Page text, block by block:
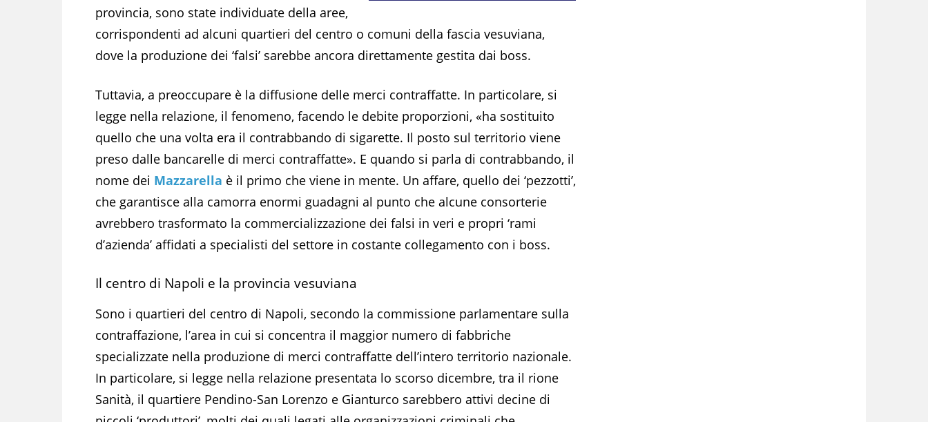
provincia, sono state individuate della aree,
corrispondenti ad alcuni quartieri del centro o comuni della fascia vesuviana,
dove la produzione dei ‘falsi’ sarebbe ancora direttamente gestita dai boss.
Tuttavia, a preoccupare è la diffusione delle merci contraffatte. In particolare, si
legge nella relazione, il fenomeno, facendo le debite proporzioni, «ha sostituito
quello che una volta era il contrabbando di sigarette. Il posto sul territorio viene
preso dalle bancarelle di merci contraffatte». E quando si parla di contrabbando, il
nome dei Mazzarella è il primo che viene in mente. Un affare, quello dei ‘pezzotti’,
che garantisce alla camorra enormi guadagni al punto che alcune consorterie
avrebbero trasformato la commercializzazione dei falsi in veri e propri ‘rami
d’azienda’ affidati a specialisti del settore in costante collegamento con i boss.
Il centro di Napoli e la provincia vesuviana
Sono i quartieri del centro di Napoli, secondo la commissione parlamentare sulla
contraffazione, l’area in cui si concentra il maggior numero di fabbriche
specializzate nella produzione di merci contraffatte dell’intero territorio nazionale.
In particolare, si legge nella relazione presentata lo scorso dicembre, tra il rione
Sanità, il quartiere Pendino-San Lorenzo e Gianturco sarebbero attivi decine di